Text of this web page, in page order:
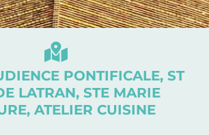
PONTIFICALE, ST
LATRAN, STE MARIE
ATELIER CUISINE